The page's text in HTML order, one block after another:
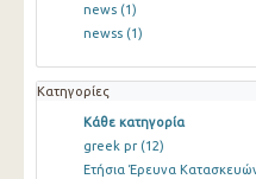
news (1)
newss (1)
Κατηγορίες
Κάθε κατηγορία
greek pr (12)
Ετήσια Έρευνα